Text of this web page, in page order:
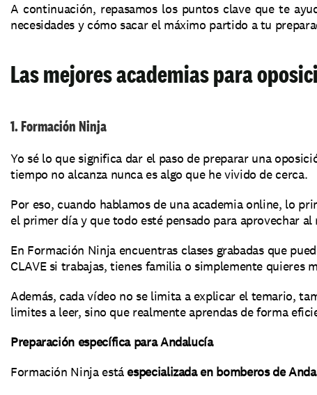
A continuación, repasamos los puntos clave que te
necesidades y cómo sacar el máximo partido a tu
Las mejores academias para
1. Formación Ninja
Yo sé lo que significa dar el paso de preparar una
tiempo no alcanza nunca es algo que he vivido de cerca.
Por eso, cuando hablamos de una academia online, lo
el primer día y que todo esté pensado para aprovechar
En Formación Ninja encuentras clases grabadas que
CLAVE si trabajas, tienes familia o simplemente quieres
Además, cada vídeo no se limita a explicar el temario,
limites a leer, sino que realmente aprendas de forma
Preparación específica para Andalucía
Formación Ninja está especializada en bomberos de